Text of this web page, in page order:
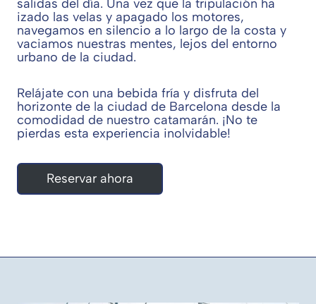
salidas del día. Una vez que la tripulación ha
izado las velas y apagado los motores,
navegamos en silencio a lo largo de la costa y
vaciamos nuestras mentes, lejos del entorno
urbano de la ciudad.
Relájate con una bebida fría y disfruta del
horizonte de la ciudad de Barcelona desde la
comodidad de nuestro catamarán. ¡No te
pierdas esta experiencia inolvidable!
Reservar ahora